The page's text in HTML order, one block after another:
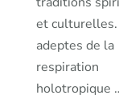
et culturelles.
adeptes de la
respiration
holotropique